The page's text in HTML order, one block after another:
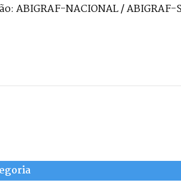
ABIGRAF-NACIONAL / ABIGRAF-